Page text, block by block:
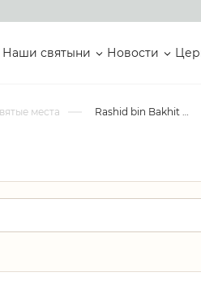
Наши святыни Новости
места Rashid bin Bakhit Mosque